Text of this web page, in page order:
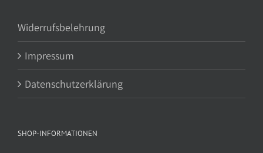
Widerrufsbelehrung
Impressum
Datenschutzerklärung
SHOP-INFORMATIONEN